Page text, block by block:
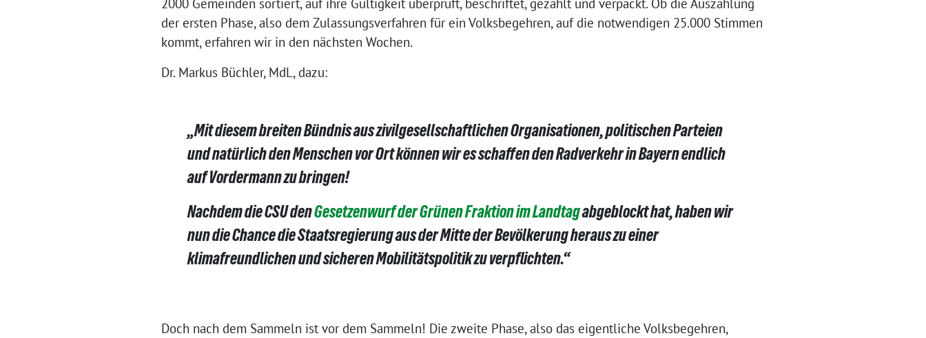
2000 Gemeinden sortiert, auf ihre Gültigkeit überprüft, beschriftet, gezählt und verpackt. Ob die Auszählung
der ersten Phase, also dem Zulassungsverfahren für ein Volksbegehren, auf die notwendigen 25.000 Stimmen
kommt, erfahren wir in den nächsten Wochen.
Dr. Markus Büchler, MdL, dazu:
„Mit diesem breiten Bündnis aus zivilgesellschaftlichen Organisationen, politischen Parteien
und natürlich den Menschen vor Ort können wir es schaffen den Radverkehr in Bayern endlich
auf Vordermann zu bringen!
Nachdem die CSU denGesetzenwurf der Grünen Fraktion im Landtagabgeblockt hat, haben wir
nun die Chance die Staatsregierung aus der Mitte der Bevölkerung heraus zu einer
klimafreundlichen und sicheren Mobilitätspolitik zu verpflichten.“
Doch nach dem Sammeln ist vor dem Sammeln! Die zweite Phase, also das eigentliche Volksbegehren,